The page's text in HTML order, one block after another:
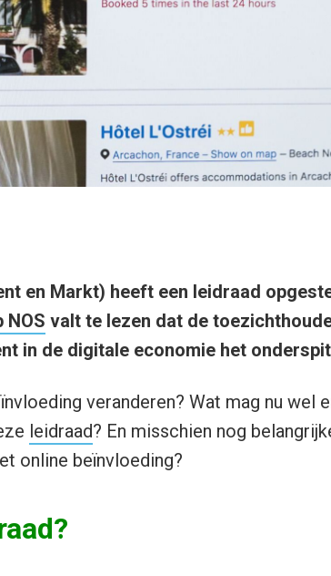
en Markt) heeft een leidraad
NOS valt te lezen dat de
in de digitale economie het
veranderen? Wat mag nu wel
leidraad? En misschien nog
online beïnvloeding?